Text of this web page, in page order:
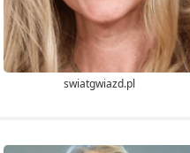
swiatgwiazd.pl